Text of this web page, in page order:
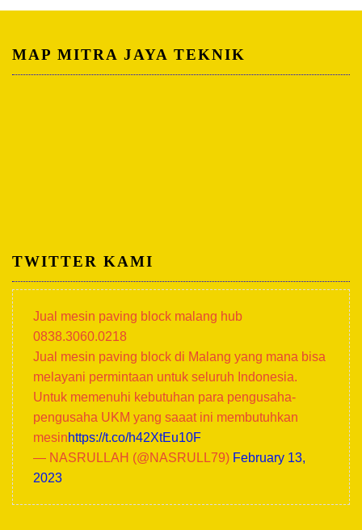
MAP MITRA JAYA TEKNIK
TWITTER KAMI
Jual mesin paving block malang hub
0838.3060.0218
Jual mesin paving block di Malang yang mana bisa
melayani permintaan untuk seluruh Indonesia.
Untuk memenuhi kebutuhan para pengusaha-
pengusaha UKM yang saaat ini membutuhkan
mesinhttps://t.co/h42XtEu10F
— NASRULLAH (@NASRULL79) February 13,
2023